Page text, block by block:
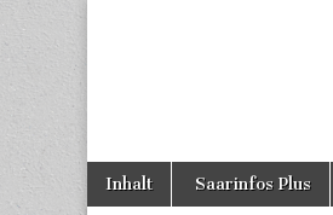
Hauptmenü
Weiter zum Inhalt
Inhalt Saarinfos Plus